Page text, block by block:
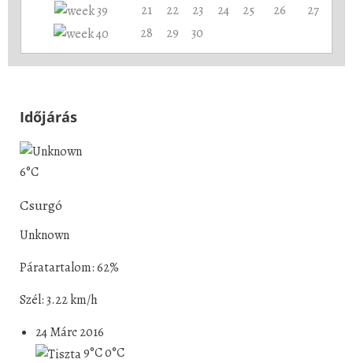
21
22 23 24 25 26
27
28
29 30
Időjárás
6°C
Csurgó
Unknown
Páratartalom: 62%
Szél: 3.22 km/h
24 Márc 2016
9°C0°C